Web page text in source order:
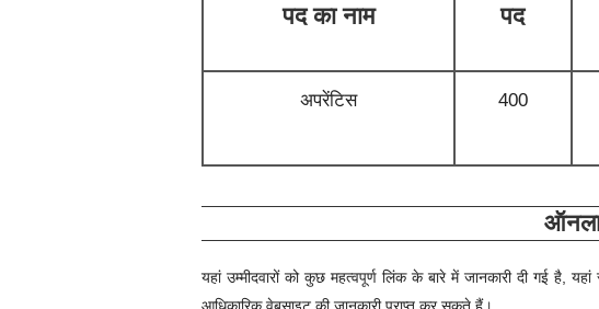
पद का नाम पद
अपरेंटिस 400
यहां उम्मीदवारों को कुछ महत्वपूर्ण लिंक के बारे में जानकारी दी गई है,